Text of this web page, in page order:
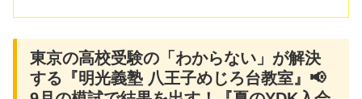
東京の高校受験の「わからない」が解決
する『明光義塾 八王子めじろ台教室』📢